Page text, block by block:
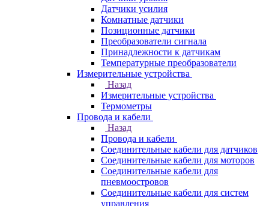
Датчики усилия
Комнатные датчики
Позиционные датчики
Преобразователи сигнала
Принадлежности к датчикам
Температурные преобразователи
Измерительные устройства
Назад
Измерительные устройства
Термометры
Провода и кабели
Назад
Провода и кабели
Соединительные кабели для датчиков
Соединительные кабели для моторов
Соединительные кабели для
пневмоостровов
Соединительные кабели для систем
управления